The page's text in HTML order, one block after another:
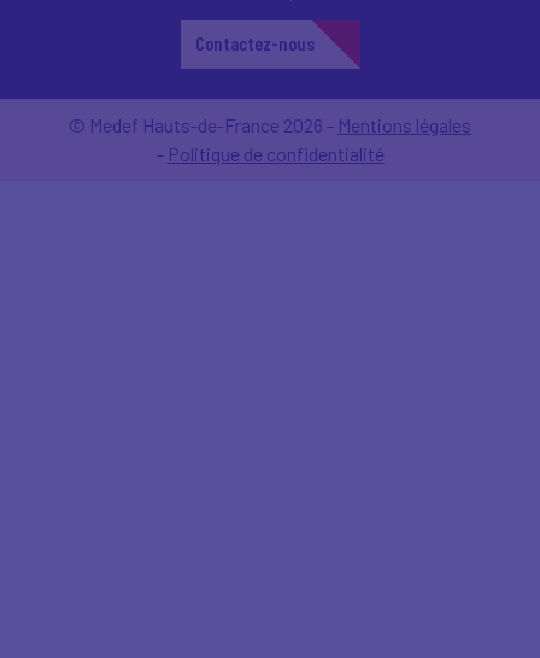
Contactez-nous
© Medef Hauts-de-France 2026 - Mentions légales
- Politique de confidentialité